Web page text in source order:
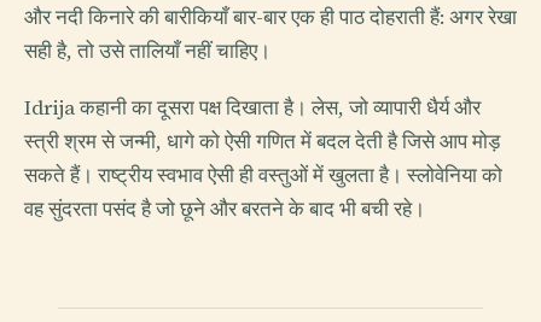
और नदी किनारे की बारीकियाँ बार-बार एक ही पाठ दोहराती हैं: अगर रेखा
सही है, तो उसे तालियाँ नहीं चाहिए।
Idrija कहानी का दूसरा पक्ष दिखाता है। लेस, जो व्यापारी धैर्य और
स्त्री श्रम से जन्मी, धागे को ऐसी गणित में बदल देती है जिसे आप मोड़
सकते हैं। राष्ट्रीय स्वभाव ऐसी ही वस्तुओं में खुलता है। स्लोवेनिया को
वह सुंदरता पसंद है जो छूने और बरतने के बाद भी बची रहे।